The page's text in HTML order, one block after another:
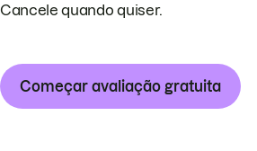
Cancele quando quiser.
Começar avaliação gratuita